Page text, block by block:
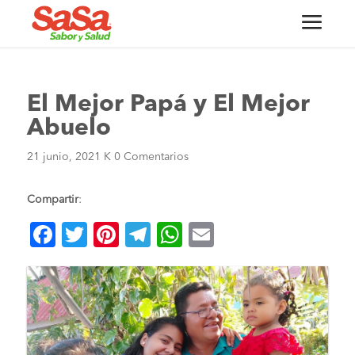
El Mejor Papá y El Mejor
Abuelo
21 junio, 2021 K 0 Comentarios
Compartir:
F
a
c
e
b
T
wi
tt
er
Pi
nt
er
es
t
T
el
e
gr
a
W
h
at
s
A
m
ai
l